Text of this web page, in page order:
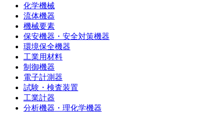
化学機械
流体機器
機械要素
保安機器・安全対策機器
環境保全機器
工業用材料
制御機器
電子計測器
試験・検査装置
工業計器
分析機器・理化学機器